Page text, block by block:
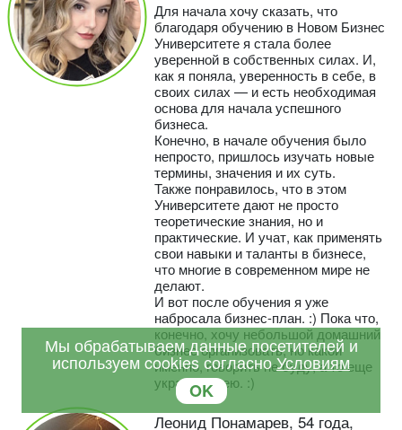
Для начала хочу сказать, что
благодаря обучению в Новом Бизнес
Университете я стала более
уверенной в собственных силах. И,
как я поняла, уверенность в себе, в
своих силах — и есть необходимая
основа для начала успешного
бизнеса.
Конечно, в начале обучения было
непросто, пришлось изучать новые
термины, значения и их суть.
Также понравилось, что в этом
Университете дают не просто
теоретические знания, но и
практические. И учат, как применять
свои навыки и таланты в бизнесе,
что многие в современном мире не
делают.
И вот после обучения я уже
набросала бизнес-план. :) Пока что,
конечно, хочу небольшой домашний
бизнес организовать, но какой
именно, говорить не буду, а то еще
украдут идею. :)
Леонид Понамарев, 54 года,
Мы обрабатываем данные посетителей и
используем cookies согласноУсловиям
OK